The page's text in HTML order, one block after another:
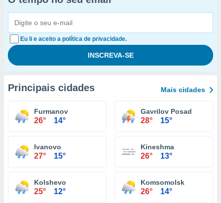
Eu li e aceito a política de privacidade.
Principais cidades Mais cidades
Furmanov
26° 14°
Gavrilov Posad
28° 15°
Ivanovo
27° 15°
Kineshma
26° 13°
Kolshevo
25° 12°
Komsomolsk
26° 14°